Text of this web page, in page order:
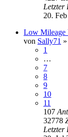
Letzter
20.
Low Mileage
von Sally71
1
…
7
8
9
10
11
107
32778
Letzter